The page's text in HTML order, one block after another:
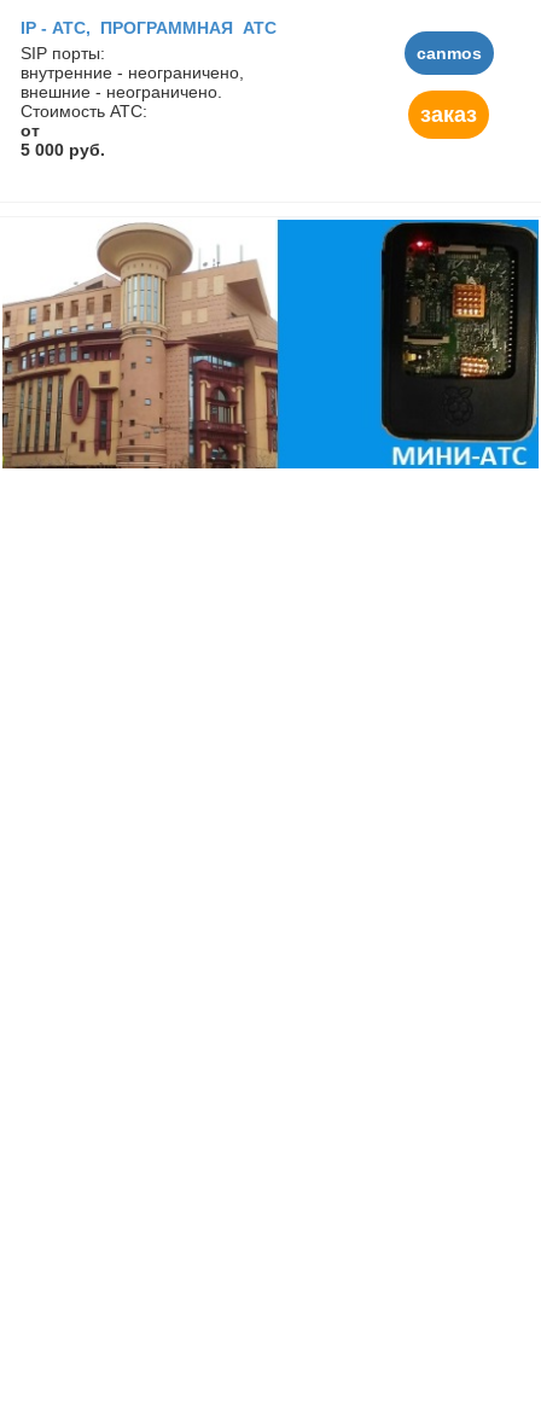
IP - АТC, ПРОГРАММНАЯ АТС
SIP порты:
внутренние - неограничено,
внешние - неограничено.
Стоимость АТС:
от
5 000 руб.
canmos
заказ